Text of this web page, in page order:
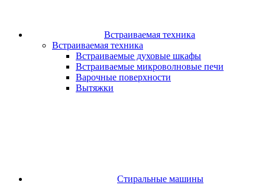
Встраиваемая техника
Встраиваемая техника
Встраиваемые духовые шкафы​
Встраиваемые микроволновые печи​
Варочные поверхности​
Вытяжки
Стиральные машины